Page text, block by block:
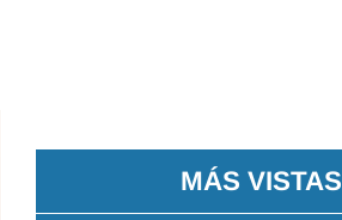
MÁS VISTAS